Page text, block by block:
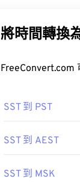
將時間轉換
FreeConvert.com
SST 到 PST
SST 到 AEST
SST 到 MSK